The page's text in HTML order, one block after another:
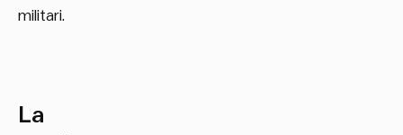
militari.
La